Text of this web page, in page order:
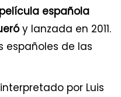
española
y lanzada en 2011.
españoles de las
por Luis